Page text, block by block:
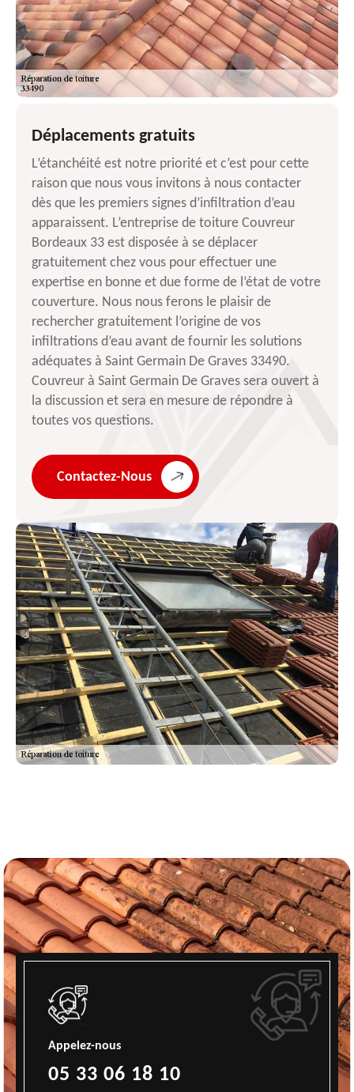
Déplacements gratuits
L’étanchéité est notre priorité et c’est pour cette
raison que nous vous invitons à nous contacter
dès que les premiers signes d’infiltration d’eau
apparaissent. L’entreprise de toiture Couvreur
Bordeaux 33 est disposée à se déplacer
gratuitement chez vous pour effectuer une
expertise en bonne et due forme de l’état de votre
couverture. Nous nous ferons le plaisir de
rechercher gratuitement l’origine de vos
infiltrations d’eau avant de fournir les solutions
adéquates à Saint Germain De Graves 33490.
Couvreur à Saint Germain De Graves sera ouvert à
la discussion et sera en mesure de répondre à
toutes vos questions.
Contactez-Nous
Appelez-nous
05 33 06 18 10